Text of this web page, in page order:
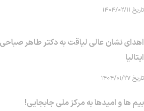
تاریخ ۱۴۰۴/۰۲/۱۱
اهدای نشان عالی لیاقت به دکتر طاهر
ایتالیا
تاریخ ۱۴۰۴/۰۱/۲۷
بیم ها و امیدها به مرکز ملی جابجایی!